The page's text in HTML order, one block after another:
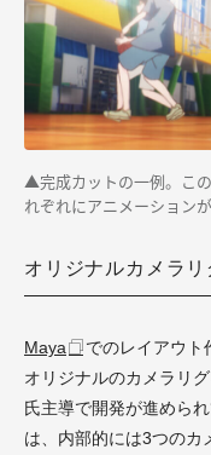
▲完成カットの一例。こ
れぞれにアニメーション
オリジナルカメラリ
Maya でのレイアウト
オリジナルのカメラリ
氏主導で開発が進めら
は、内部的には3つのカ